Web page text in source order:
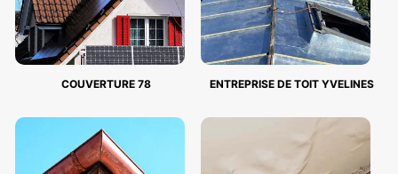
COUVERTURE 78 ENTREPRISE DE TOIT YVELINES